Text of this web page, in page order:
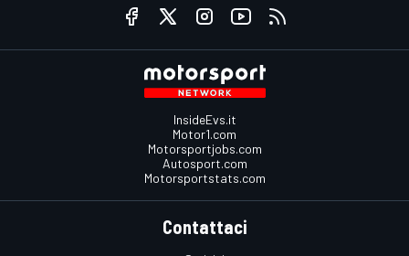
InsideEvs.it
Motor1.com
Motorsportjobs.com
Autosport.com
Motorsportstats.com
Contattaci